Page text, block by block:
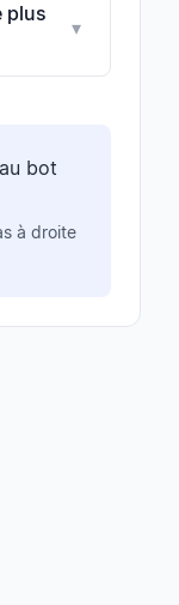
plus
▾
bot
à droite